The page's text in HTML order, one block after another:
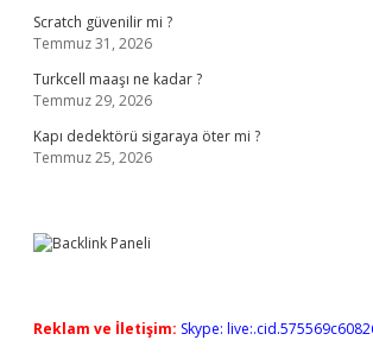
Scratch güvenilir mi ?
Temmuz 31, 2026
Turkcell maaşı ne kadar ?
Temmuz 29, 2026
Kapı dedektörü sigaraya öter mi ?
Temmuz 25, 2026
Reklam ve İletişim: Skype: